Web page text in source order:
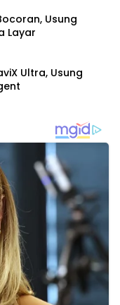
Usung
Layar
Ultra, Usung